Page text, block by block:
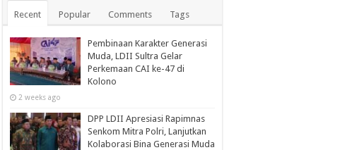
Recent Popular Comments Tags
Pembinaan Karakter Generasi
Muda, LDII Sultra Gelar
Perkemaan CAI ke-47 di
Kolono
2 weeks ago
DPP LDII Apresiasi Rapimnas
Senkom Mitra Polri, Lanjutkan
Kolaborasi Bina Generasi Muda